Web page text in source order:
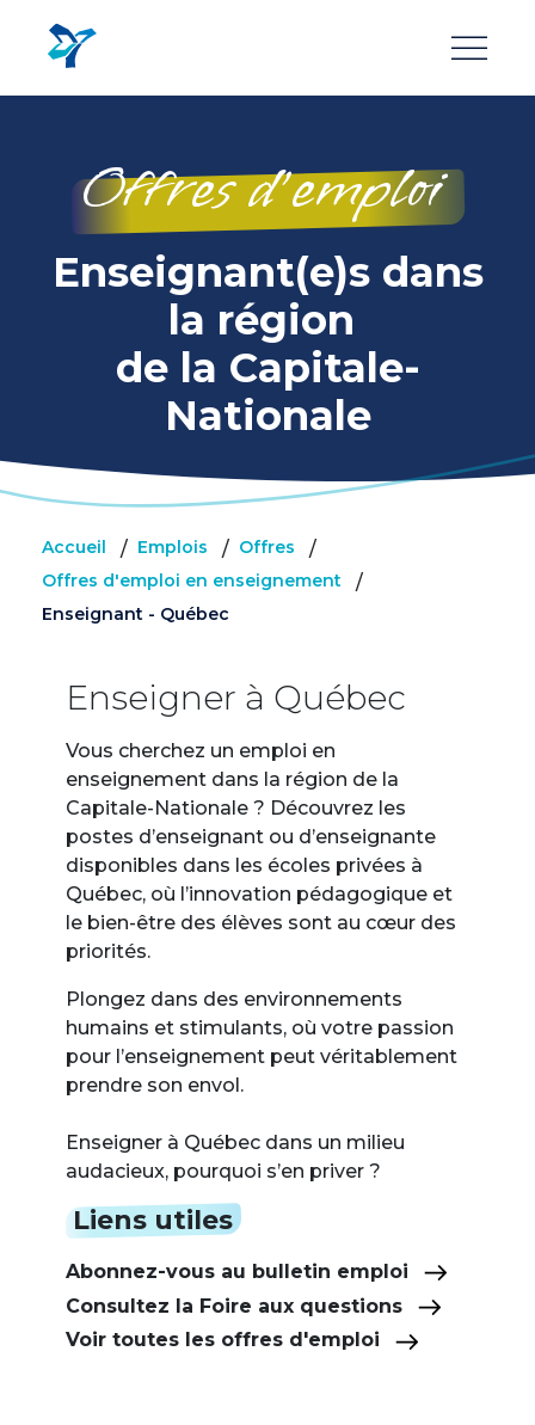
contenu
principal
Offres d’emploi
Enseignant(e)s dans
la région
de la Capitale-
Nationale
Accueil / Emplois / Offres /
Offres d'emploi en enseignement /
Enseignant - Québec
Enseigner à Québec
Vous cherchez un emploi en
enseignement dans la région de la
Capitale-Nationale ? Découvrez les
postes d’enseignant ou d’enseignante
disponibles dans les écoles privées à
Québec, où l’innovation pédagogique et
le bien-être des élèves sont au cœur des
priorités.
Plongez dans des environnements
humains et stimulants, où votre passion
pour l’enseignement peut véritablement
prendre son envol.
Enseigner à Québec dans un milieu
audacieux, pourquoi s’en priver ?
Liens utiles
Abonnez-vous au bulletin emploi
Consultez la Foire aux questions
Voir toutes les offres d'emploi